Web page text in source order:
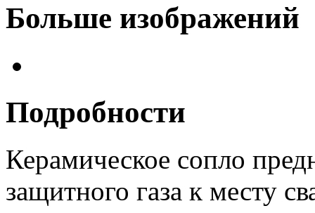
Больше изображений
Подробности
Керамическое сопло
защитного газа к месту